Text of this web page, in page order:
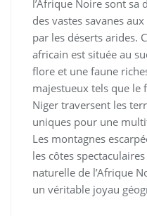
l’Afrique Noire sont sa
des vastes savanes
par les déserts arides.
africain est située au
flore et une faune
majestueux tels que le
Niger traversent les
uniques pour une
Les montagnes
les côtes
naturelle de l’Afrique
un véritable joyau